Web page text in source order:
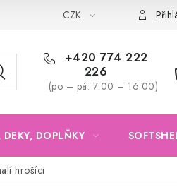
Obchodní podmínky
CZK
+420 774 222
226
(po – pá: 7:00 – 16:00)
DEKY, DOPLŇKY
hrošíci